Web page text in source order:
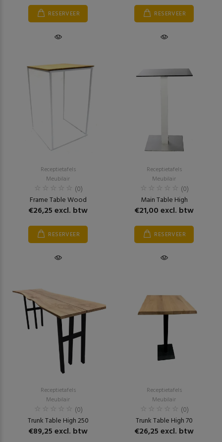
RESERVEER RESERVEER
Receptietafels
Meubilair
(0)
Frame Table Wood
€26,25 excl. btw
RESERVEER
Receptietafels
Meubilair
(0)
Main Table High
€21,00 excl. btw
RESERVEER
Receptietafels
Meubilair
(0)
Trunk Table High 250
€89,25 excl. btw
Receptietafels
Meubilair
(0)
Trunk Table High 70
€26,25 excl. btw